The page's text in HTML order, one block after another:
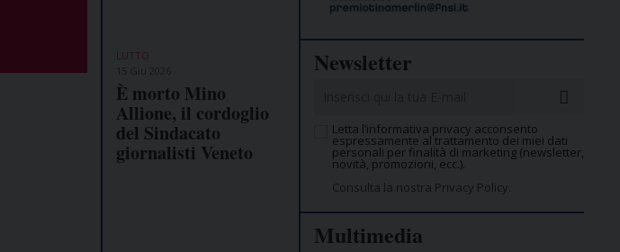
LUTTO
È morto Mino
Allione, il cordoglio
del Sindacato
giornalisti Veneto
Newsletter
Letta l’informativa privacy acconsento
espressamente al trattamento dei miei dati
personali per finalità di marketing (newsletter,
novità, promozioni, ecc.).
Consulta la nostra Privacy Policy.
Multimedia